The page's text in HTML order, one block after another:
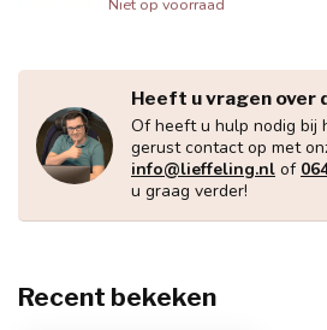
Niet op voorraad
Heeft u vragen over
Of heeft u hulp nodig bij
gerust contact op met
info@lieffeling.nl of
u graag verder!
Recent bekeken